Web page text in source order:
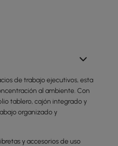
de trabajo ejecutivos, esta
al ambiente. Con
tablero, cajón integrado y
organizado y
y accesorios de uso